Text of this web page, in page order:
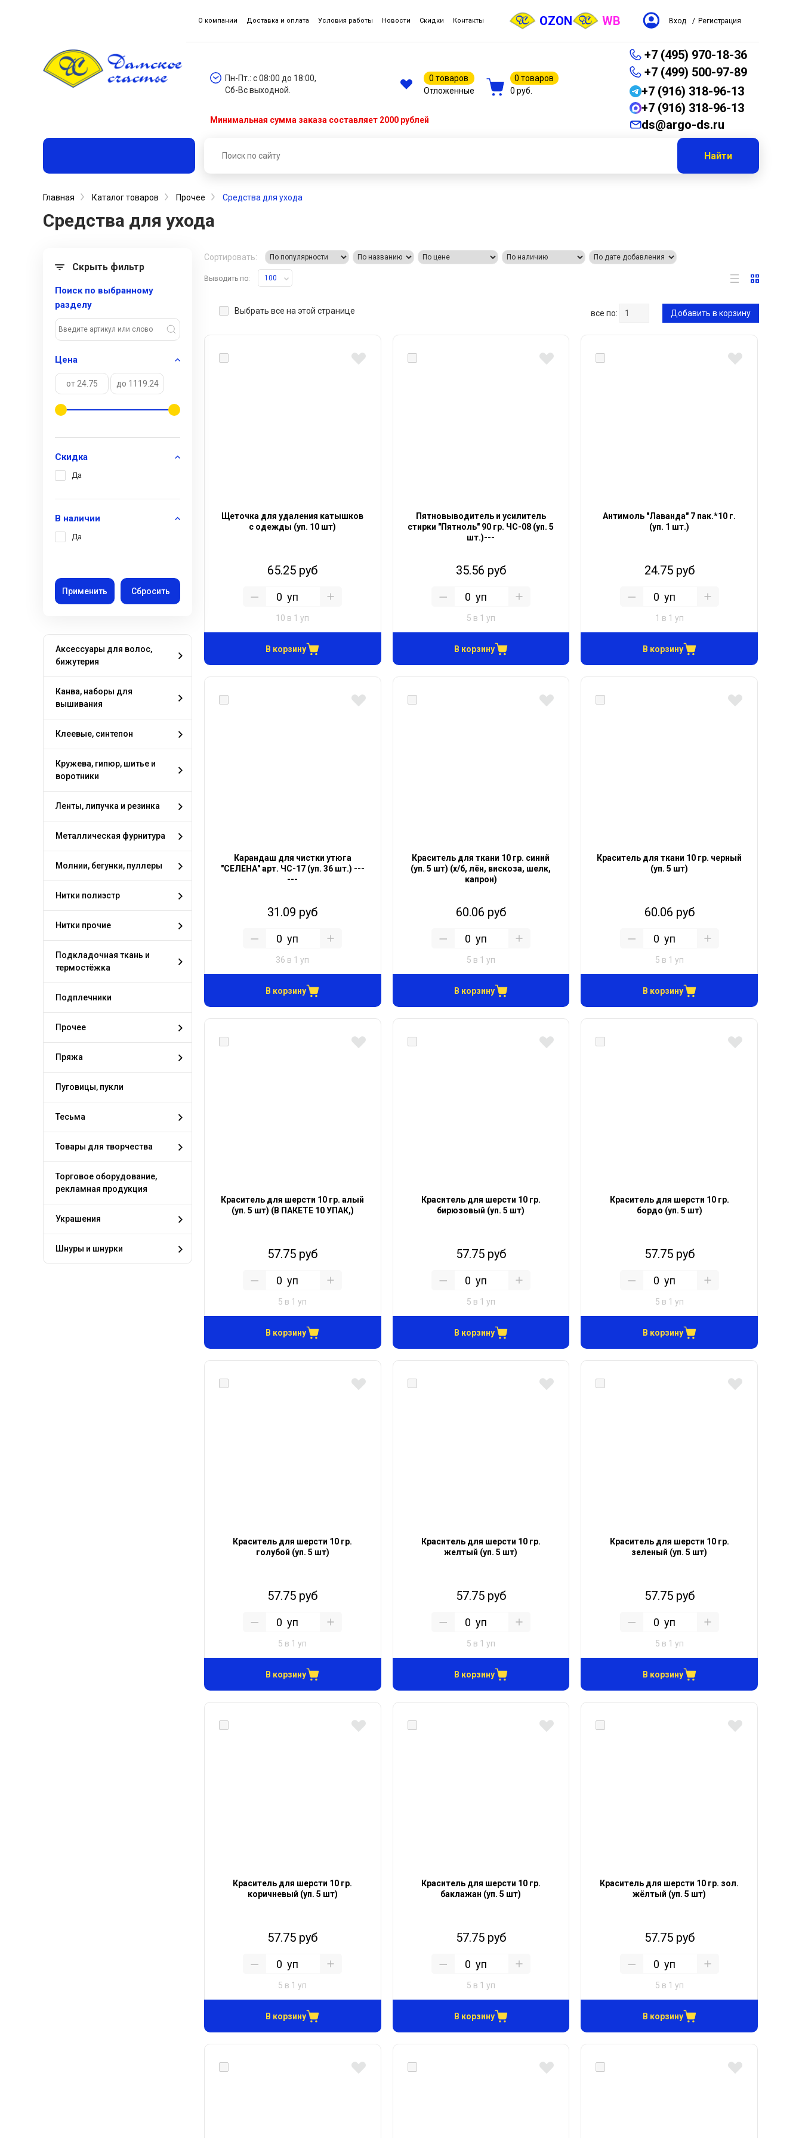
О компании Доставка и оплата Условия работы Новости Скидки Контакты OZON WB Вход / Регистрация
Пн-Пт.: с 08:00 до 18:00,
Сб-Вс выходной.
0 товаров
Отложенные
0 товаров
0 руб.
+7 (495) 970-18-36
+7 (499) 500-97-89
+7 (916) 318-96-13
+7 (916) 318-96-13
ds@argo-ds.ru
Минимальная сумма заказа составляет 2000 рублей
Найти
Главная Каталог товаров Прочее Средства для ухода
Средства для ухода
Скрыть фильтр
Поиск по выбранному
разделу
Цена
Скидка
Да
В наличии
Да
Аксессуары для волос,
бижутерия
Канва, наборы для
вышивания
Клеевые, синтепон
Кружева, гипюр, шитье и
воротники
Ленты, липучка и резинка
Металлическая фурнитура
Молнии, бегунки, пуллеры
Нитки полиэстр
Нитки прочие
Подкладочная ткань и
термостёжка
Подплечники
Прочее
Пряжа
Пуговицы, пукли
Тесьма
Товары для творчества
Торговое оборудование,
рекламная продукция
Украшения
Шнуры и шнурки
Сортировать:
Выводить по: 100
Выбрать все на этой странице все по: Добавить в корзину
Щеточка для удаления катышков
с одежды (уп. 10 шт)
65.25 руб
уп
10 в 1 уп
В корзину
Пятновыводитель и усилитель
стирки "Пятноль" 90 гр. ЧС-08 (уп. 5
шт.)---
35.56 руб
уп
5 в 1 уп
В корзину
Антимоль "Лаванда" 7 пак.*10 г.
(уп. 1 шт.)
24.75 руб
уп
1 в 1 уп
В корзину
Карандаш для чистки утюга
"СЕЛЕНА" арт. ЧС-17 (уп. 36 шт.) ---
---
31.09 руб
уп
36 в 1 уп
В корзину
Краситель для ткани 10 гр. синий
(уп. 5 шт) (х/б, лён, вискоза, шелк,
капрон)
60.06 руб
уп
5 в 1 уп
В корзину
Краситель для ткани 10 гр. черный
(уп. 5 шт)
60.06 руб
уп
5 в 1 уп
В корзину
Краситель для шерсти 10 гр. алый
(уп. 5 шт) (В ПАКЕТЕ 10 УПАК,)
57.75 руб
уп
5 в 1 уп
В корзину
Краситель для шерсти 10 гр.
бирюзовый (уп. 5 шт)
57.75 руб
уп
5 в 1 уп
В корзину
Краситель для шерсти 10 гр.
бордо (уп. 5 шт)
57.75 руб
уп
5 в 1 уп
В корзину
Краситель для шерсти 10 гр.
голубой (уп. 5 шт)
57.75 руб
уп
5 в 1 уп
В корзину
Краситель для шерсти 10 гр.
желтый (уп. 5 шт)
57.75 руб
уп
5 в 1 уп
В корзину
Краситель для шерсти 10 гр.
зеленый (уп. 5 шт)
57.75 руб
уп
5 в 1 уп
В корзину
Краситель для шерсти 10 гр.
коричневый (уп. 5 шт)
57.75 руб
уп
5 в 1 уп
В корзину
Краситель для шерсти 10 гр.
баклажан (уп. 5 шт)
57.75 руб
уп
5 в 1 уп
В корзину
Краситель для шерсти 10 гр. зол.
жёлтый (уп. 5 шт)
57.75 руб
уп
5 в 1 уп
В корзину